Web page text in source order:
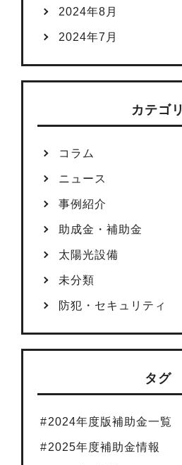
2024年8月
2024年7月
カテゴリ
コラム
ニュース
事例紹介
助成金・補助金
太陽光設備
未分類
防犯・セキュリティ
タグ
2024年度版補助金一覧
2025年度補助金情報